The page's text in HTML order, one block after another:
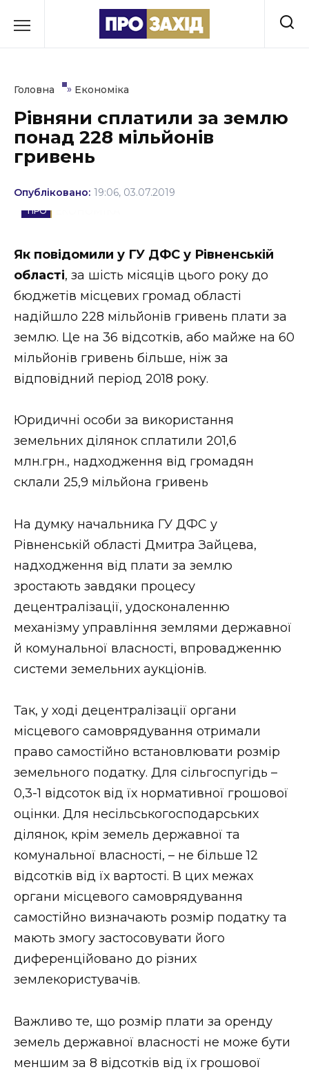
до
Культура
Освіта
Події
Соціум
Спорт
Стиль життя
Втрачений Ужгород
Втрачений Ужгород (відеоверсія)
ЗАКАРПАТСЬКІ НОВИНИ
ФОТО
ВІДЕО
Головна » Економіка
Рівняни сплатили за землю
понад 228 мільйонів
гривень
Опубліковано: 19:06, 03.07.2019
Як повідомили у ГУ ДФС у Рівненській
області, за шість місяців цього року до
бюджетів місцевих громад області
надійшло 228 мільйонів гривень плати за
землю. Це на 36 відсотків, або майже на 60
мільйонів гривень більше, ніж за
відповідний період 2018 року.
Юридичні особи за використання
земельних ділянок сплатили 201,6
млн.грн., надходження від громадян
склали 25,9 мільйона гривень
На думку начальника ГУ ДФС у
Рівненській області Дмитра Зайцева,
надходження від плати за землю
зростають завдяки процесу
децентралізації, удосконаленню
механізму управління землями державної
й комунальної власності, впровадженню
системи земельних аукціонів.
Так, у ході децентралізації органи
місцевого самоврядування отримали
право самостійно встановлювати розмір
земельного податку. Для сільгоспугідь –
0,3-1 відсоток від їх нормативної грошової
оцінки. Для несільськогосподарських
ділянок, крім земель державної та
комунальної власності, – не більше 12
відсотків від їх вартості. В цих межах
органи місцевого самоврядування
самостійно визначають розмір податку та
мають змогу застосовувати його
диференційовано до різних
землекористувачів.
Важливо те, що розмір плати за оренду
земель державної власності не може бути
меншим за 8 відсотків від їх грошової